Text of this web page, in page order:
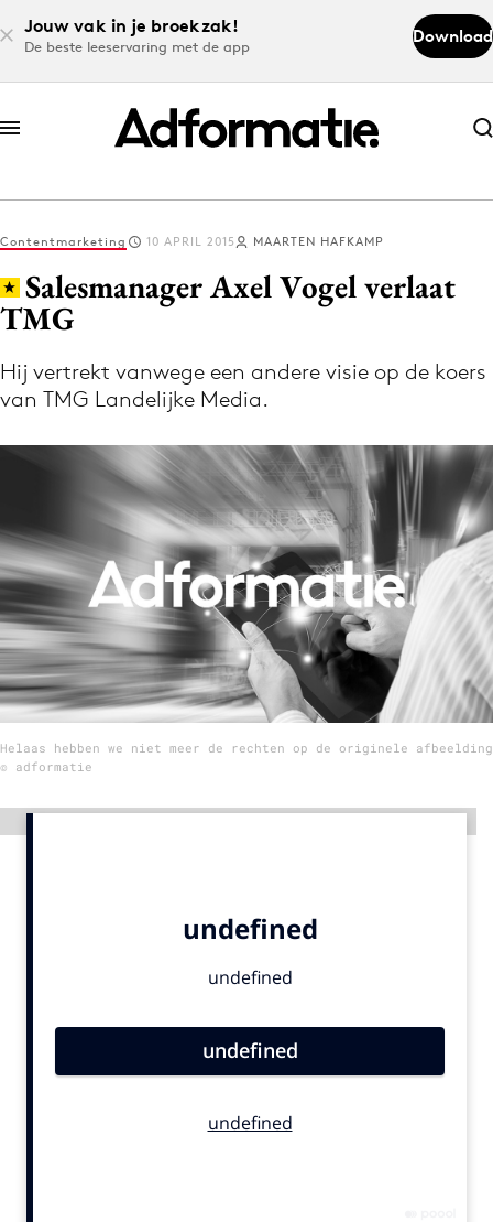
Jouw vak in je broekzak!
De beste leeservaring met de app
Download
Abonneer nu
Abonneer nu
Log in
Volg het laatste nieuws via de Adformatie
Nieuws app
Menu
Home
9 sept: GenAI-training
12 nov: MarketingLive!
Adverteren
Events
Carriere
Contentmarketing 10 APRIL 2015 MAARTEN HAFKAMP
Salesmanager Axel Vogel verlaat
TMG
Hij vertrekt vanwege een andere visie op de koers
van TMG Landelijke Media.
Helaas hebben we niet meer de rechten op de originele afbeelding
© adformatie